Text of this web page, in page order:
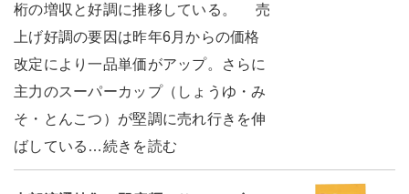
桁の増収と好調に推移している。 売
上げ好調の要因は昨年6月からの価格
改定により一品単価がアップ。さらに
主力のスーパーカップ（しょうゆ・み
そ・とんこつ）が堅調に売れ行きを伸
ばしている…続きを読む